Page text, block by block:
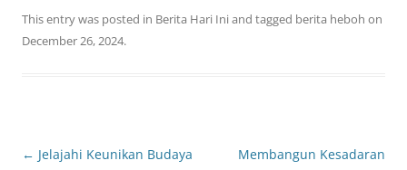
This entry was posted in Berita Hari Iniand tagged berita heboh on
December 26, 2024.
Post
← Jelajahi Keunikan Budaya
Membangun Kesadaran